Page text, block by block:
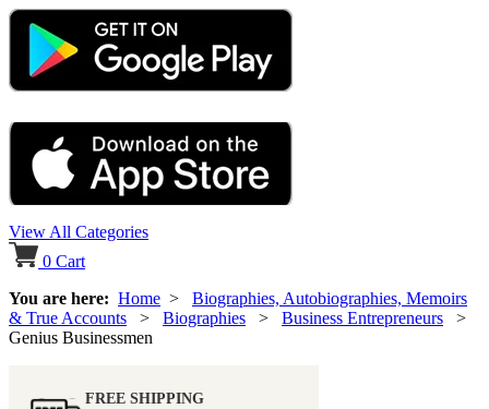
View All Categories
0 Cart
You are here: Home > Biographies, Autobiographies, Memoirs
& True Accounts > Biographies > Business Entrepreneurs >
Genius Businessmen
FREE SHIPPING